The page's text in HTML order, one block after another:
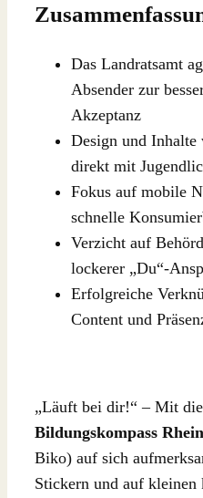
Das Landratsamt
Absender zur
Akzeptanz
Design und Inhalte
direkt mit
Fokus auf mobile
schnelle
Verzicht auf
lockerer „Du“-
Erfolgreiche
Content und
„Läuft bei dir!“ – Mit
Bildungskompass
Biko) auf sich
Stickern und auf kleinen